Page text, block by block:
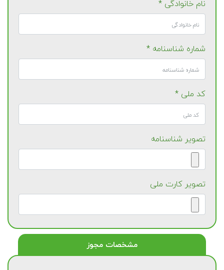
نام خانوادگی *
شماره شناسنامه *
کد ملی *
تصویر شناسنامه
تصویر کارت ملی
مشخصات مجوز